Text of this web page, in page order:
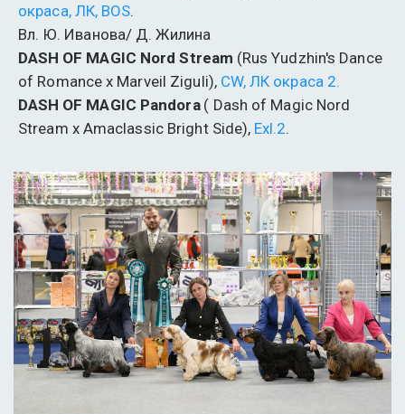
окраса, ЛК, BOS.
Вл. Ю. Иванова/ Д. Жилина
DASH OF MAGIC Nord Stream (Rus Yudzhin's Dance
of Romance x Marveil Ziguli), CW, ЛК окраса 2.
DASH OF MAGIC Pandora ( Dash of Magic Nord
Stream x Amaclassic Bright Side), Exl.2.